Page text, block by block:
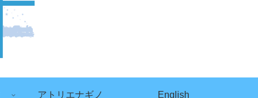
アトリエナギノ English